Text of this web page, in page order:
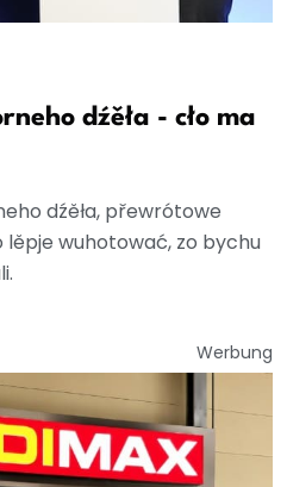
dźěła - cło ma
dźěła, přewrótowe
wuhotować, zo bychu
Werbung